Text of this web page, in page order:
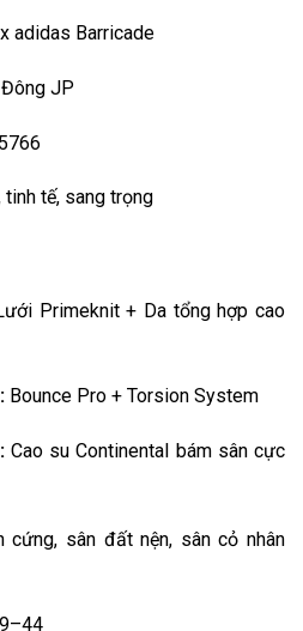
adidas Barricade
JP
tế, sang trọng
Primeknit + Da tổng hợp cao
Bounce Pro + Torsion System
Cao su Continental bám sân cực
cứng, sân đất nện, sân cỏ nhân